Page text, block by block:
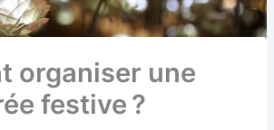
organiser une
festive ?